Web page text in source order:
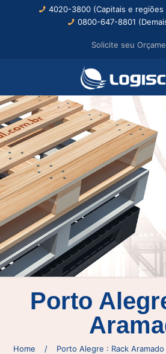
4020-3800 (Capitais e
0800-647-8801
Solicite seu
Porto
Home / Porto Alegre : Rack Aramado